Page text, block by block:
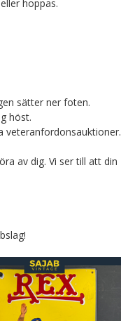
hoppas.
sätter ner foten.
höst.
veteranfordonsauktioner.
av dig. Vi ser till att din